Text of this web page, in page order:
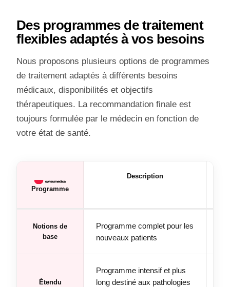
Des programmes de traitement
flexibles adaptés à vos besoins
Nous proposons plusieurs options de programmes
de traitement adaptés à différents besoins
médicaux, disponibilités et objectifs
thérapeutiques. La recommandation finale est
toujours formulée par le médecin en fonction de
votre état de santé.
Programme
Description
Notions de
base
Programme complet pour les
nouveaux patients
Étendu
Programme intensif et plus
long destiné aux pathologies